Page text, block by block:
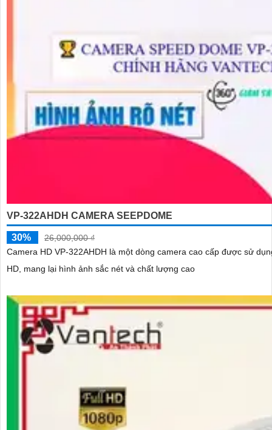
VP-322AHDH CAMERA SEEPDOME
30%
26,000,000 ₫
Camera HD VP-322AHDH là một dòng camera cao cấp được sử dụng để giám sát trong
HD, mang lại hình ảnh sắc nét và chất lượng cao